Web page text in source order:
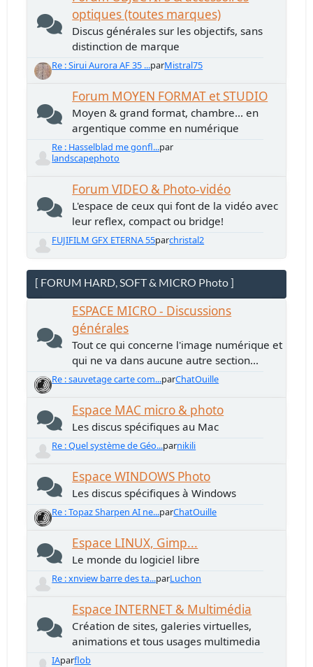
optiques (toutes marques)
Discus générales sur les objectifs, sans
distinction de marque
Re : Sirui Aurora AF 35 ...parMistral75
Forum MOYEN FORMAT et STUDIO
Moyen & grand format, chambre... en
argentique comme en numérique
Re : Hasselblad me gonfl...par
landscapephoto
Forum VIDEO & Photo-vidéo
L'espace de ceux qui font de la vidéo avec
leur reflex, compact ou bridge!
FUJIFILM GFX ETERNA 55parchristal2
[ FORUM HARD, SOFT & MICRO Photo ]
ESPACE MICRO - Discussions
générales
Tout ce qui concerne l'image numérique et
qui ne va dans aucune autre section...
Re : sauvetage carte com...parChatOuille
Espace MAC micro & photo
Les discus spécifiques au Mac
Re : Quel système de Géo...parnikili
Espace WINDOWS Photo
Les discus spécifiques à Windows
Re : Topaz Sharpen AI ne...parChatOuille
Espace LINUX, Gimp...
Le monde du logiciel libre
Re : xnview barre des ta...parLuchon
Espace INTERNET & Multimédia
Création de sites, galeries virtuelles,
animations et tous usages multimedia
IAparflob